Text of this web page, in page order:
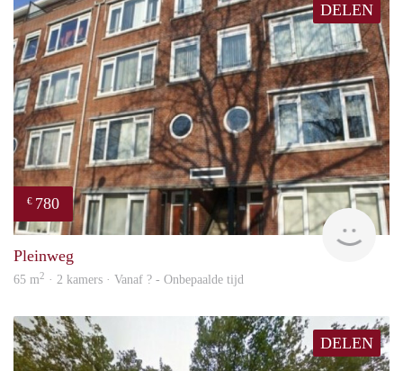
DELEN
€ 780
Pleinweg
65 m2 · 2 kamers · Vanaf ? - Onbepaalde tijd
DELEN